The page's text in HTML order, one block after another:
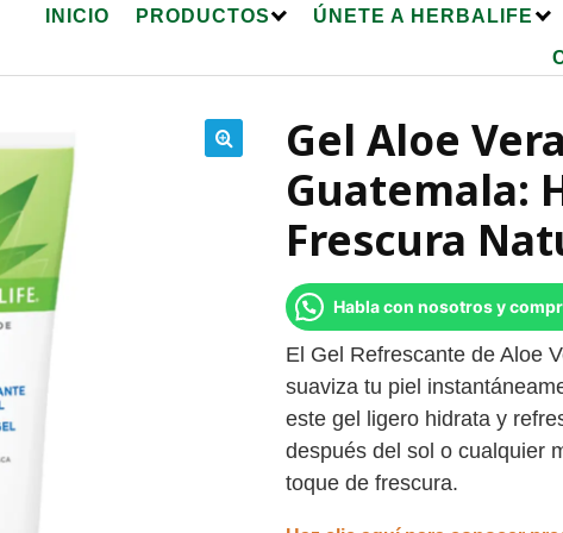
INICIO PRODUCTOS ÚNETE A HERBALIFE
Gel Aloe
Guatemala:
Frescura
Habla con nosotros y
El Gel Refrescante de Aloe
suaviza tu piel
este gel ligero hidrata y
después del sol o cualquier
toque de frescura.